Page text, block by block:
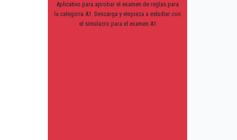
Aplicativo para aprobar el examen de reglas para
la categoria A1. Descarga y empieza a estudiar con
el simulacro para el examen A1